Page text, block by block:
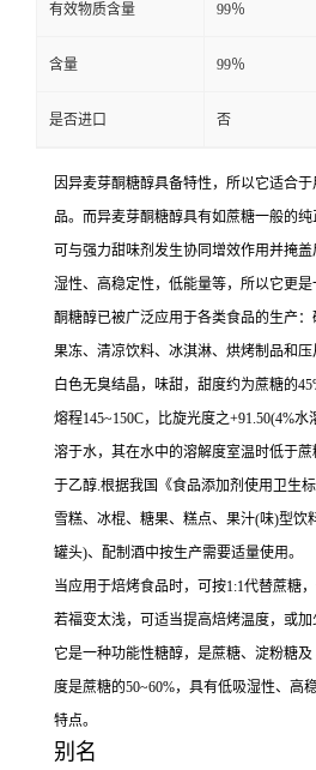
有效物质含量 99％
含量 99％
是否进口 否
因异麦芽酮糖醇具备特性，所以它适合
品。而异麦芽酮糖醇具有如蔗糖一般的纯
可与强力甜味剂发生协同增效作用并掩
湿性、高稳定性，低能量等，所以它更
酮糖醇已被广泛应用于各类食品的生产：
果冻、清凉饮料、冰淇淋、烘烤制品和压
白色无臭结晶，味甜，甜度约为蔗糖的
熔程145~150C，比旋光度之+91.50(4%
溶于水，其在水中的溶解度室温时低于
于乙醇.根据我国《食品添加剂使用卫生
雪糕、冰棍、糖果、糕点、果汁(味)型饮
罐头)、配制酒中按生产需要适量使用。
当应用于焙烤食品时，可按1:1代替蔗糖
若福变太浅，可适当提高焙烤温度，或加
它是一种功能性糖醇，是蔗糖、淀粉糖
度是蔗糖的50~60%，具有低吸湿性、高
特点。
别名